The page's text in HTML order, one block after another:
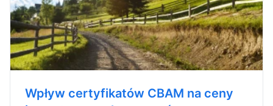
Wpływ certyfikatów CBAM na ceny